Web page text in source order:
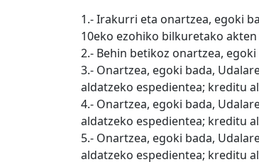
1.- Irakurri eta onartzea, egoki
10eko ezohiko bilkuretako
2.- Behin betikoz onartzea,
3.- Onartzea, egoki bada,
aldatzeko espedientea; kreditu
4.- Onartzea, egoki bada,
aldatzeko espedientea; kreditu
5.- Onartzea, egoki bada,
aldatzeko espedientea; kreditu